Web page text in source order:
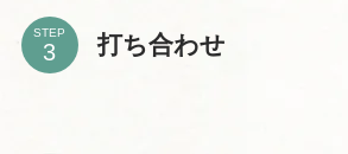
STEP 打ち合わせ